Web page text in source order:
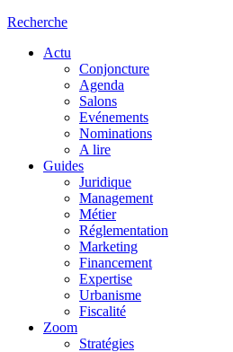
Recherche
Actu
Conjoncture
Agenda
Salons
Evénements
Nominations
A lire
Guides
Juridique
Management
Métier
Réglementation
Marketing
Financement
Expertise
Urbanisme
Fiscalité
Zoom
Stratégies